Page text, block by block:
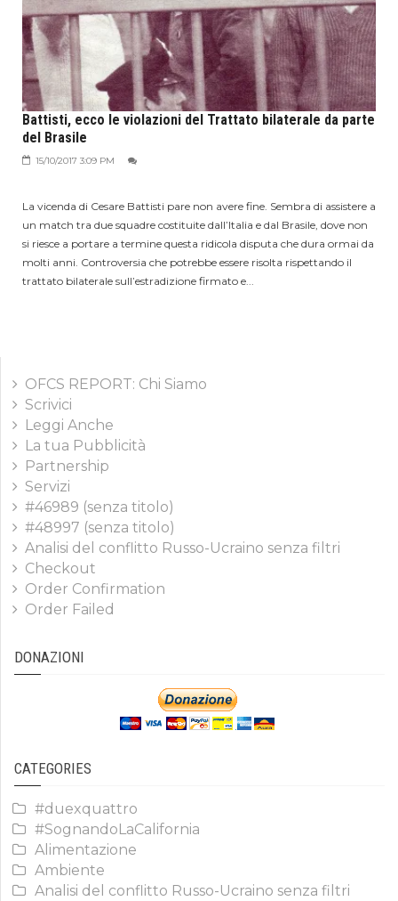
Battisti, ecco le violazioni del Trattato bilaterale da parte
del Brasile
15/10/2017 3:09 PM
La vicenda di Cesare Battisti pare non avere fine. Sembra di assistere a
un match tra due squadre costituite dall’Italia e dal Brasile, dove non
si riesce a portare a termine questa ridicola disputa che dura ormai da
molti anni. Controversia che potrebbe essere risolta rispettando il
trattato bilaterale sull’estradizione firmato e...
OFCS REPORT: Chi Siamo
Scrivici
Leggi Anche
La tua Pubblicità
Partnership
Servizi
#46989 (senza titolo)
#48997 (senza titolo)
Analisi del conflitto Russo-Ucraino senza filtri
Checkout
Order Confirmation
Order Failed
DONAZIONI
CATEGORIES
#duexquattro
#SognandoLaCalifornia
Alimentazione
Ambiente
Analisi del conflitto Russo-Ucraino senza filtri